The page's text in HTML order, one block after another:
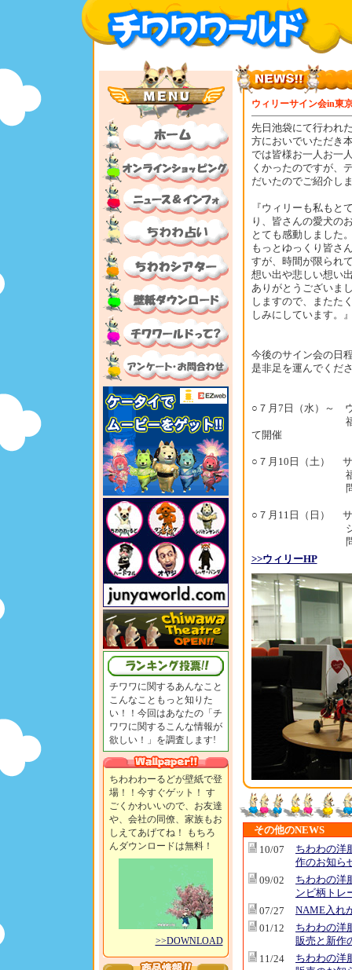
チワワに関するあんなこと
こんなこともっと知りた
い！！今回はあなたの「チ
ワワに関するこんな情報が
欲しい！」を調査します!
ちわわわーるどが壁紙で登
場！！今すぐゲット！ す
ごくかわいいので、お友達
や、会社の同僚、家族もお
しえてあげてね！ もちろ
んダウンロードは無料！
>>DOWNLOAD
ウィリーサイン会in東
先日池袋にて行われ
方においでいただき
では皆様お一人お一
くかったのですが、
だいたのでご紹介し
『ウィリーも私もと
り、皆さんの愛犬の
とても感動しました
もっとゆっくり皆さ
すが、時間が限られ
想い出や悲しい想い
ありがとうございま
しますので、またた
しみにしています。
今後のサイン会の日
是非足を運んでくだ
○７月7日（水）～
福岡天神・
て開催
○７月10日（土）
福岡天神・
問合せ先電
○７月11日（日）
ジュンク堂
問合せ先電
>>ウィリーHP
その他のNEWS
10/07
ちわわの洋
作のお知ら
09/02
ちわわの洋
ンビ柄トレ
07/27
NAME入れ
01/12
ちわわの洋
販売と新作
11/24
ちわわの洋